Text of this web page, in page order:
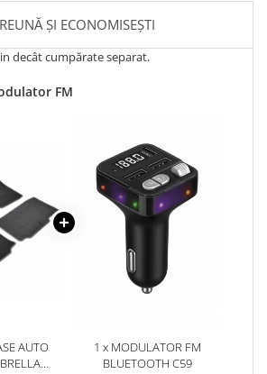
ȘI ECONOMISEȘTI
decât cumpărate separat.
FM
AUTO
1 x MODULATOR FM
BLUETOOTH C59